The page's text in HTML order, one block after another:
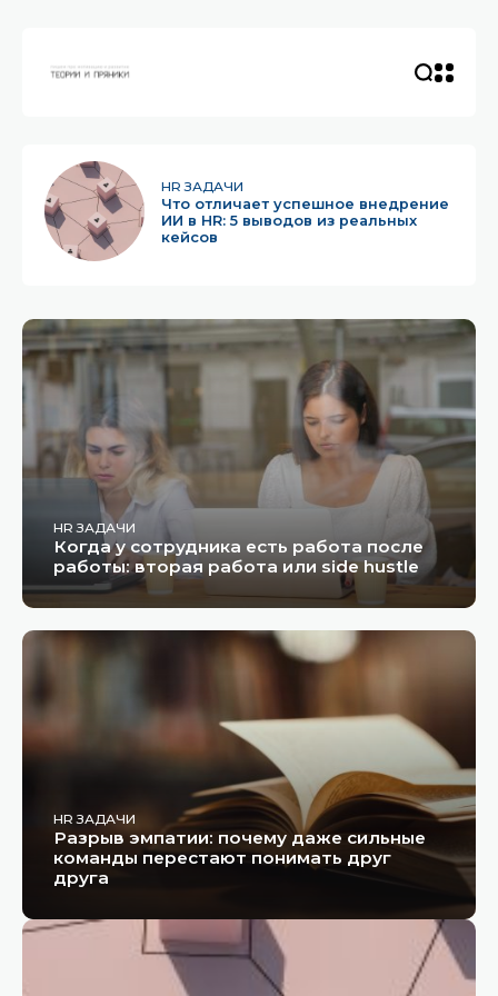
HR ЗАДАЧИ
Что отличает успешное внедрение
ИИ в HR: 5 выводов из реальных
кейсов
HR ЗАДАЧИ
Когда у сотрудника есть работа после
работы: вторая работа или side hustle
HR ЗАДАЧИ
Разрыв эмпатии: почему даже сильные
команды перестают понимать друг
друга